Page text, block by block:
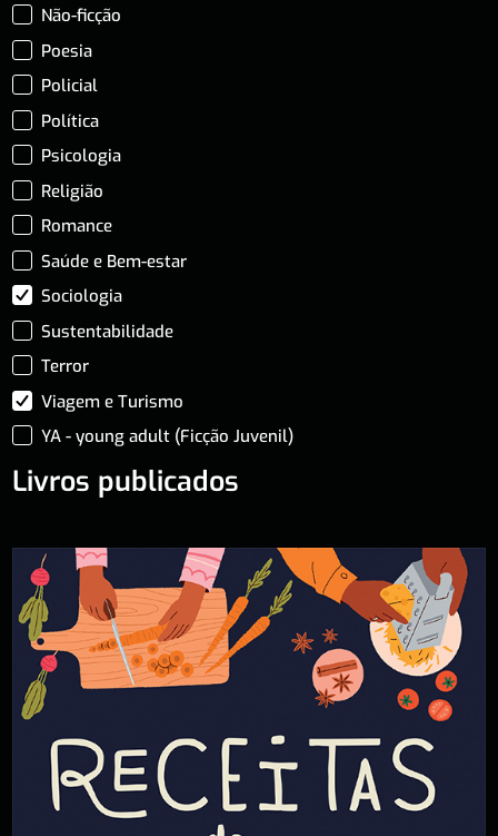
Não-ficção
Poesia
Policial
Política
Psicologia
Religião
Romance
Saúde e Bem-estar
Sociologia
Sustentabilidade
Terror
Viagem e Turismo
YA - young adult (Ficção Juvenil)
Livros publicados